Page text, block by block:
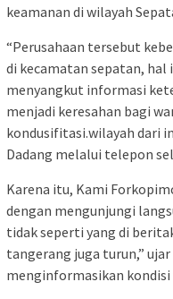
keamanan di wilayah
“Perusahaan tersebut
di kecamatan sepatan, hal
menyangkut informasi
menjadi keresahan bagi
kondusifitasi.wilayah dari
Dadang melalui telepon
Karena itu, Kami
dengan mengunjungi
tidak seperti yang di
tangerang juga turun,”
menginformasikan kondisi